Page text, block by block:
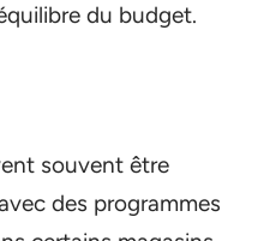
du budget.
souvent être
des programmes